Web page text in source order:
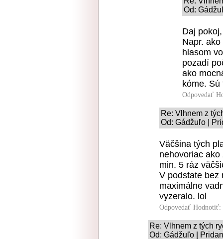
Od:
Daj
Napr.
hlasom
pozadí
ako
kóme.
Odpovedať
Re: Vlhnem z
Od: Gádžuľo |
Väčšina tých
nehovoriac
min. 5 ráz
V podstate bez
maximálne
vyzeralo. lol
Odpovedať Hodnotiť:
Re: Vlhnem z tých
Od: Gádžuľo |